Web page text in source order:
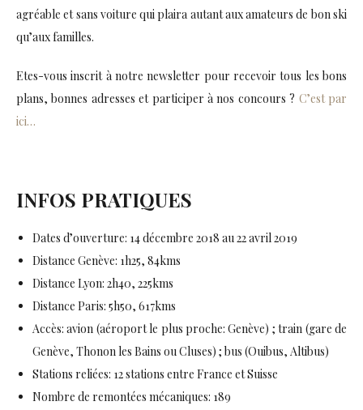
agréable et sans voiture qui plaira autant aux amateurs de bon ski
qu’aux familles.
Etes-vous inscrit à notre newsletter pour recevoir tous les bons
plans, bonnes adresses et participer à nos concours ? C’est par
ici…
INFOS PRATIQUES
Dates d’ouverture: 14 décembre 2018 au 22 avril 2019
Distance Genève: 1h25, 84kms
Distance Lyon: 2h40, 225kms
Distance Paris: 5h50, 617kms
Accès: avion (aéroport le plus proche: Genève) ; train (gare de
Genève, Thonon les Bains ou Cluses) ; bus (Ouibus, Altibus)
Stations reliées: 12 stations entre France et Suisse
Nombre de remontées mécaniques: 189